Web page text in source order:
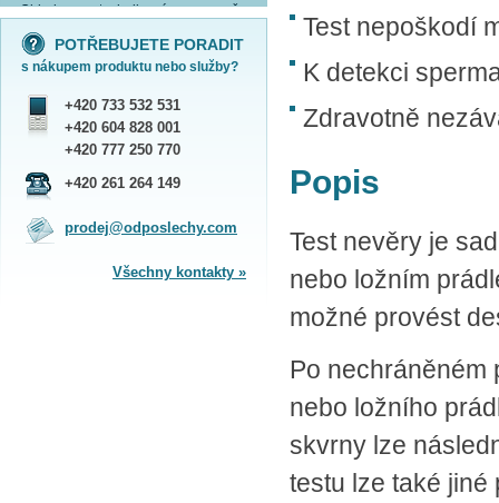
více informací »
Objednanou techniku vám expresně
Praha - DNES
ČR - ZÍTRA DO 17 HODIN
Dále zasíláme zboží Obchodním
balíkem České pošty nebo přepravní
službou PPL.
více informací »
SHOWROOM PRAHA
Náš sortiment si můžete
prohlédnout, vyzkoušet a zakoupit
Jsme zkušení odborníci a rádi vám s
více informací »
více informací »
POTŘEBUJETE PORADIT
s nákupem produktu nebo služby?
+420 733 532 531
+420 604 828 001
+420 777 250 770
+420 261 264 149
prodej@odposlechy.com
Všechny kontakty »
Test nepoškodí
K detekci
Zdravotně
Popis
Test nevěry je
nebo ložním
možné provést
Po nechráněném
nebo ložního
skvrny lze
testu lze také jiné